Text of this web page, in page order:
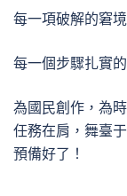
每一項破解的窘
每一個步驟扎實
為國民創作，為
任務在肩，舞臺
預備好了！